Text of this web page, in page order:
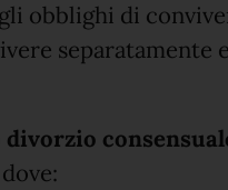
obblighi di
separatamente
divorzio